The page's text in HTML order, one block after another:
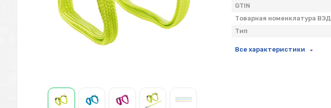
GTIN
Товарная номенклатура ВЭД
Тип
Все характеристики